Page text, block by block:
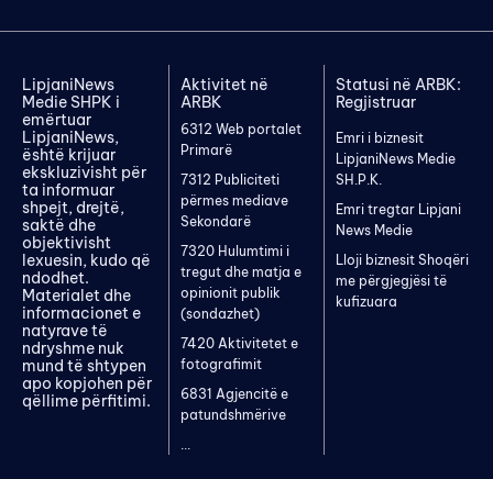
LipjaniNews
Medie SHPK i
emërtuar
LipjaniNews,
është krijuar
ekskluzivisht për
ta informuar
shpejt, drejtë,
saktë dhe
objektivisht
lexuesin, kudo që
ndodhet.
Materialet dhe
informacionet e
natyrave të
ndryshme nuk
mund të shtypen
apo kopjohen për
qëllime përfitimi.
Aktivitet në
ARBK
6312 Web portalet
Primarë
7312 Publiciteti
përmes mediave
Sekondarë
7320 Hulumtimi i
tregut dhe matja e
opinionit publik
(sondazhet)
7420 Aktivitetet e
fotografimit
6831 Agjencitë e
patundshmërive
...
Statusi në ARBK:
Regjistruar
Emri i biznesit
LipjaniNews Medie
SH.P.K.
Emri tregtar Lipjani
News Medie
Lloji biznesit Shoqëri
me përgjegjësi të
kufizuara